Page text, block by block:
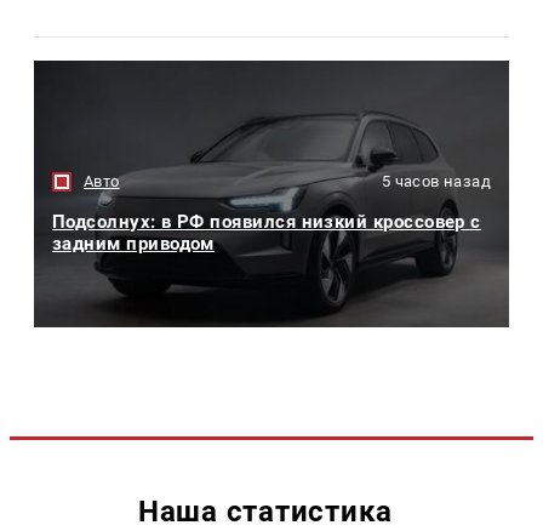
Авто 5 часов назад
Подсолнух: в РФ появился низкий кроссовер с
задним приводом
Наша статистика